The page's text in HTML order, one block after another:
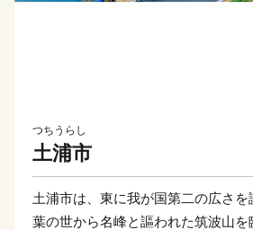
つちうらし
土浦市
土浦市は、東に我が国第二の広さ
葉の世から名峰と謳われた筑波山を